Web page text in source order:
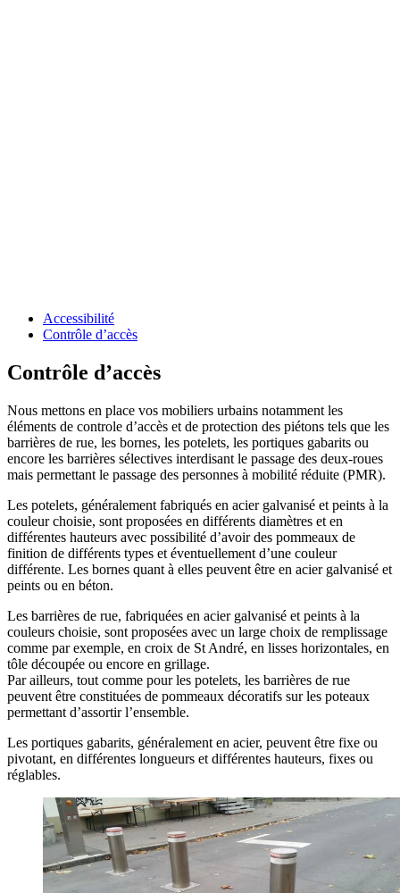
Accessibilité
Contrôle d’accès
Contrôle d’accès
Nous mettons en place vos mobiliers urbains notamment les
éléments de controle d’accès et de protection des piétons tels que les
barrières de rue, les bornes, les potelets, les portiques gabarits ou
encore les barrières sélectives interdisant le passage des deux-roues
mais permettant le passage des personnes à mobilité réduite (PMR).
Les potelets, généralement fabriqués en acier galvanisé et peints à la
couleur choisie, sont proposées en différents diamètres et en
différentes hauteurs avec possibilité d’avoir des pommeaux de
finition de différents types et éventuellement d’une couleur
différente. Les bornes quant à elles peuvent être en acier galvanisé et
peints ou en béton.
Les barrières de rue, fabriquées en acier galvanisé et peints à la
couleurs choisie, sont proposées avec un large choix de remplissage
comme par exemple, en croix de St André, en lisses horizontales, en
tôle découpée ou encore en grillage.
Par ailleurs, tout comme pour les potelets, les barrières de rue
peuvent être constituées de pommeaux décoratifs sur les poteaux
permettant d’assortir l’ensemble.
Les portiques gabarits, généralement en acier, peuvent être fixe ou
pivotant, en différentes longueurs et différentes hauteurs, fixes ou
réglables.